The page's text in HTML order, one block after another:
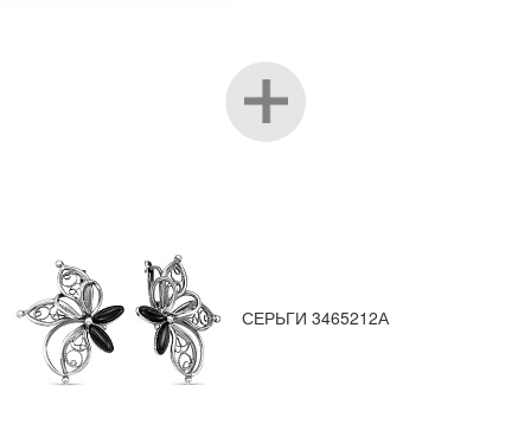
СЕРЬГИ 3465212А